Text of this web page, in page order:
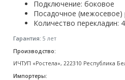
Аксессуары для ванной
Сифоны и донные
Дом и сад
Подключение: боковое
Посадочное (межосевое)
Количество перекладин: 4
Гарантия: 5 лет
Производство:
ИЧТУП «Ростела», 222310 Республика
Импортеры: